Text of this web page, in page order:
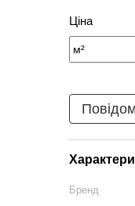
Ціна
Бренд